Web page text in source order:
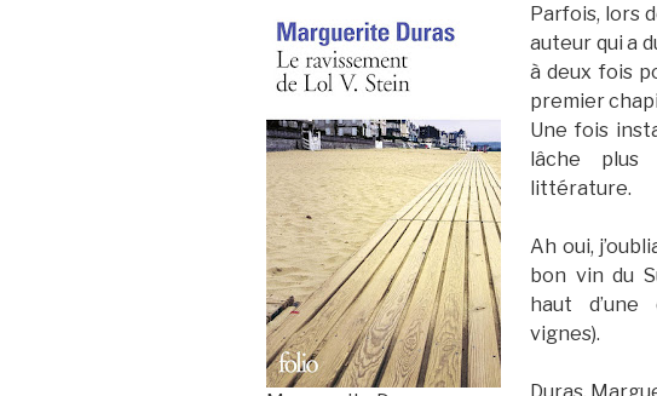
Parfois, lors
auteur qui a
à deux fois
premier
Une fois
lâche
littérature.
Ah oui,
bon vin du
haut d’une
vignes).